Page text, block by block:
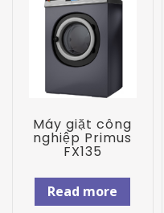
Máy giặt công
nghiệp Primus
FX135
Read more